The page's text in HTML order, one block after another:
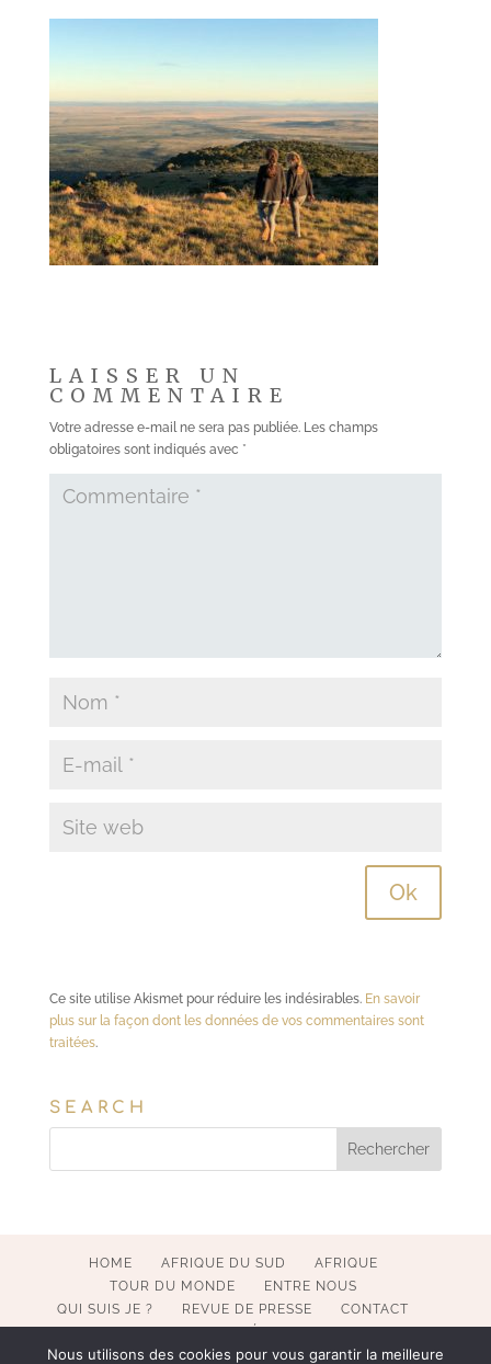
LAISSER UN
COMMENTAIRE
Votre adresse e-mail ne sera pas publiée. Les champs
obligatoires sont indiqués avec *
Ce site utilise Akismet pour réduire les indésirables. En savoir
plus sur la façon dont les données de vos commentaires sont
traitées.
SEARCH
HOME AFRIQUE DU SUD
AFRIQUE
TOUR DU MONDE
ENTRE NOUS
QUI SUIS JE ?
REVUE DE PRESSE
CONTACT
Nous utilisons des cookies pour vous garantir la meilleure